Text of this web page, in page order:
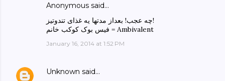
Anonymous said…
چه عجب! بعداز مدتها یه غذای تندوتیز!
فیس بوک کوکب خانم = Ambivalent
January 16, 2014 at 1:52 PM
Unknown said…